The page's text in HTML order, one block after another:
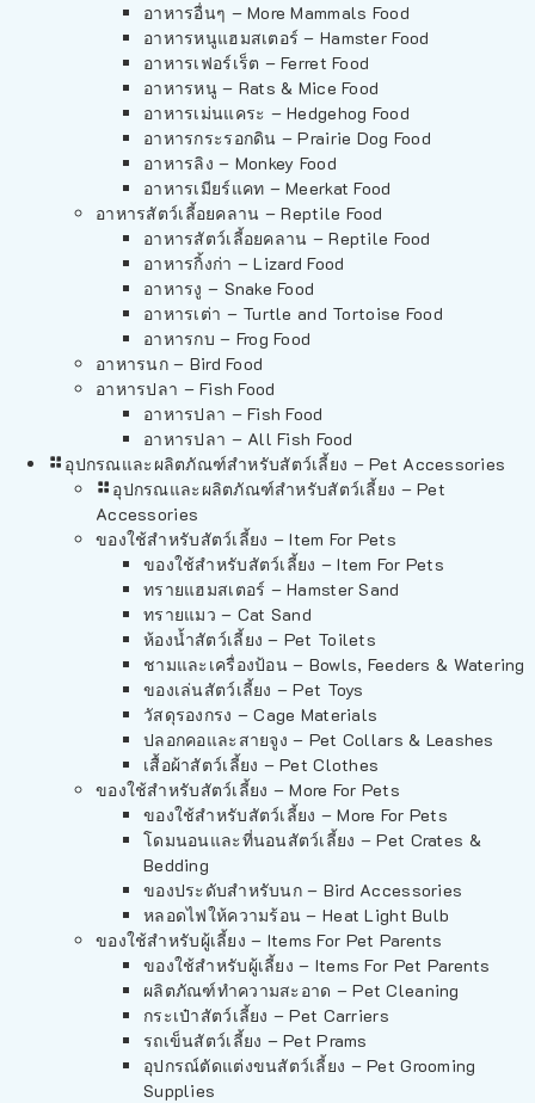
อาหารอื่นๆ – More Mammals Food
อาหารหนูแฮมสเตอร์ – Hamster Food
อาหารเฟอร์เร็ต – Ferret Food
อาหารหนู – Rats & Mice Food
อาหารเม่นแคระ – Hedgehog Food
อาหารกระรอกดิน – Prairie Dog Food
อาหารลิง – Monkey Food
อาหารเมียร์แคท – Meerkat Food
อาหารสัตว์เลี้อยคลาน – Reptile Food
อาหารสัตว์เลี้อยคลาน – Reptile Food
อาหารกิ้งก่า – Lizard Food
อาหารงู – Snake Food
อาหารเต่า – Turtle and Tortoise Food
อาหารกบ – Frog Food
อาหารนก – Bird Food
อาหารปลา – Fish Food
อาหารปลา – Fish Food
อาหารปลา – All Fish Food
อุปกรณและผลิตภัณฑ์สำหรับสัตว์เลี้ยง – Pet Accessories
อุปกรณและผลิตภัณฑ์สำหรับสัตว์เลี้ยง – Pet
Accessories
ของใช้สำหรับสัตว์เลี้ยง – Item For Pets
ของใช้สำหรับสัตว์เลี้ยง – Item For Pets
ทรายแฮมสเตอร์ – Hamster Sand
ทรายแมว – Cat Sand
ห้องน้ำสัตว์เลี้ยง – Pet Toilets
ชามและเครื่องป้อน – Bowls, Feeders & Watering
ของเล่นสัตว์เลี้ยง – Pet Toys
วัสดุรองกรง – Cage Materials
ปลอกคอและสายจูง – Pet Collars & Leashes
เสื้อผ้าสัตว์เลี้ยง – Pet Clothes
ของใช้สำหรับสัตว์เลี้ยง – More For Pets
ของใช้สำหรับสัตว์เลี้ยง – More For Pets
โดมนอนและที่นอนสัตว์เลี้ยง – Pet Crates &
Bedding
ของประดับสำหรับนก – Bird Accessories
หลอดไฟให้ความร้อน – Heat Light Bulb
ของใช้สำหรับผู้เลี้ยง – Items For Pet Parents
ของใช้สำหรับผู้เลี้ยง – Items For Pet Parents
ผลิตภัณฑ์ทำความสะอาด – Pet Cleaning
กระเป๋าสัตว์เลี้ยง – Pet Carriers
รถเข็นสัตว์เลี้ยง – Pet Prams
อุปกรณ์ตัดแต่งขนสัตว์เลี้ยง – Pet Grooming
Supplies